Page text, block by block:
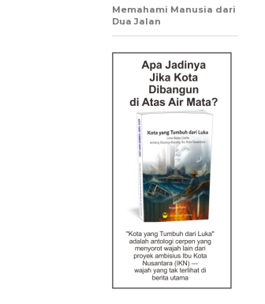
Memahami Manusia dari
Dua Jalan